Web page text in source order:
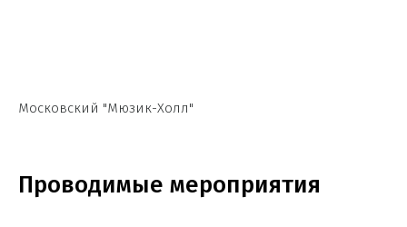
Московский "Мюзик-Холл"
Проводимые мероприятия